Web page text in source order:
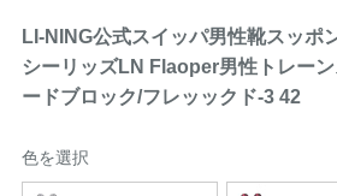
LI-NING公式スイッパ男性靴スッポ
シーリッズLN Flaoper男性トレー
ードブロック/フレッックド-3 42
色を選択